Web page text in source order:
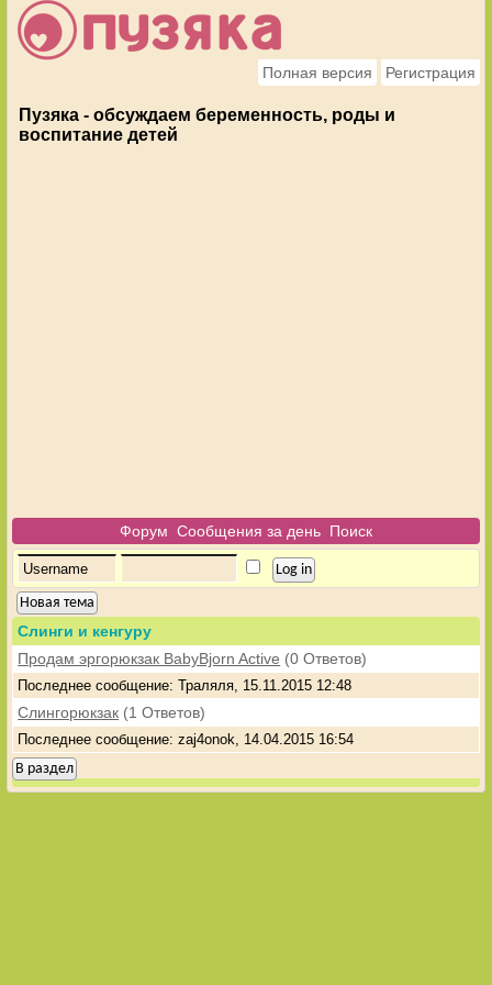
Полная версия Регистрация
Пузяка - обсуждаем беременность, роды и
воспитание детей
Форум Сообщения за день Поиск
Новая тема
Слинги и кенгуру
Продам эргорюкзак BabyBjorn Active (0 Ответов)
Последнее сообщение: Траляля, 15.11.2015 12:48
Слингорюкзак (1 Ответов)
Последнее сообщение: zaj4onok, 14.04.2015 16:54
В раздел